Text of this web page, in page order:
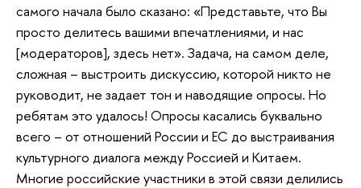
самого начала было сказано: «Представьте, что Вы
просто делитесь вашими впечатлениями, и нас
[модераторов], здесь нет». Задача, на самом деле,
сложная – выстроить дискуссию, которой никто не
руководит, не задает тон и наводящие опросы. Но
ребятам это удалось! Опросы касались буквально
всего – от отношений России и ЕС до выстраивания
культурного диалога между Россией и Китаем.
Многие российские участники в этой связи делились